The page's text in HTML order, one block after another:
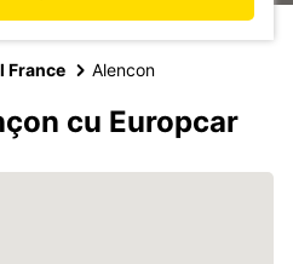
France Alencon
cu Europcar